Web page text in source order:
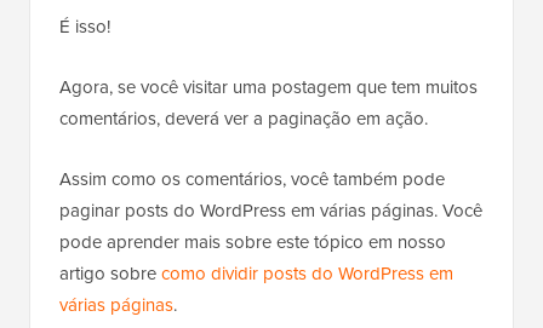
É isso!
Agora, se você visitar uma postagem que tem muitos
comentários, deverá ver a paginação em ação.
Assim como os comentários, você também pode
paginar posts do WordPress em várias páginas. Você
pode aprender mais sobre este tópico em nosso
artigo sobrecomo dividir posts do WordPress em
várias páginas.